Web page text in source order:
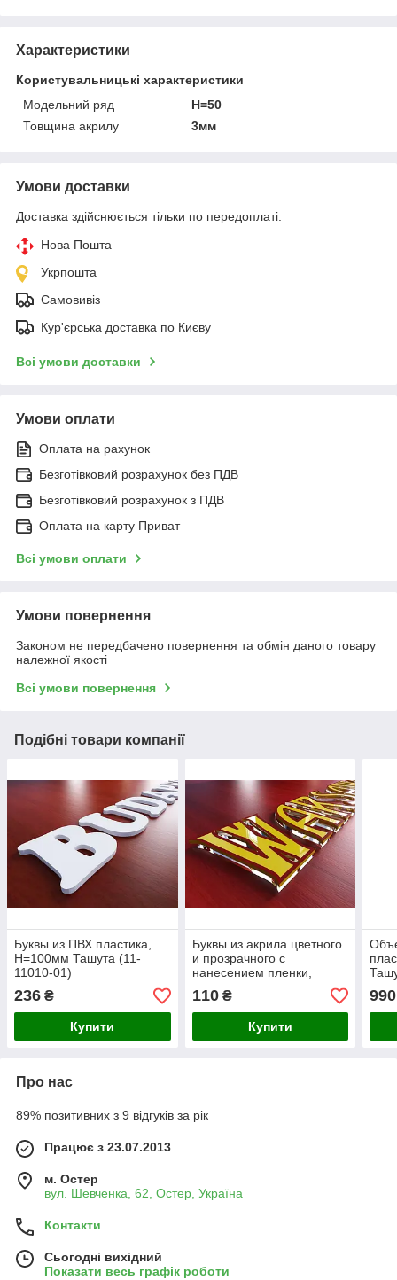
Характеристики
Користувальницькі характеристики
Модельний ряд
Н=50
Товщина акрилу
3мм
Умови доставки
Доставка здійснюється тільки по передоплаті.
Нова Пошта
Укрпошта
Самовивіз
Кур'єрська доставка по Києву
Всі умови доставки
Умови оплати
Оплата на рахунок
Безготівковий розрахунок без ПДВ
Безготівковий розрахунок з ПДВ
Оплата на карту Приват
Всі умови оплати
Умови повернення
Законом не передбачено повернення та обмін даного товару
належної якості
Всі умови повернення
Подібні товари компанії
Буквы из ПВХ пластика,
H=100мм Ташута (11-
11010-01)
236 ₴
Купити
Буквы из акрила цветного
и прозрачного с
нанесением пленки,
H=50мм Ташута (11-
11080-01)
110₴
Купити
990
Про нас
89% позитивних з 9 відгуків за рік
Працює з 23.07.2013
м. Остер
вул. Шевченка, 62, Остер, Україна
Контакти
Сьогодні вихідний
Показати весь графік роботи